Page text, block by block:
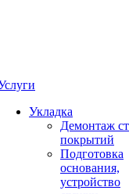
Укладка
Демонтаж
покрытий
Подготовка
основания,
устройство